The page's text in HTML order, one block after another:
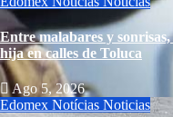
Entre malabares y
hija en calles de Toluca
Ago 5, 2026
Edomex Notícias Noticias